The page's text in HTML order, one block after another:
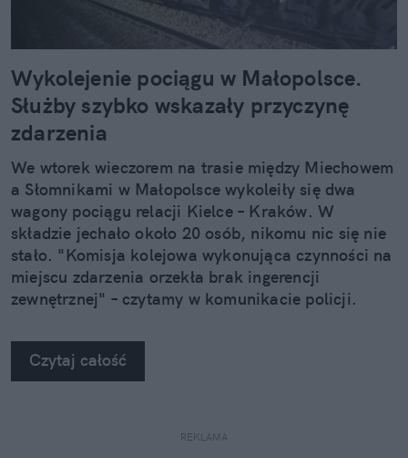
Wykolejenie pociągu w Małopolsce.
Służby szybko wskazały przyczynę
zdarzenia
We wtorek wieczorem na trasie między Miechowem
a Słomnikami w Małopolsce wykoleiły się dwa
wagony pociągu relacji Kielce – Kraków. W
składzie jechało około 20 osób, nikomu nic się nie
stało. "Komisja kolejowa wykonująca czynności na
miejscu zdarzenia orzekła brak ingerencji
zewnętrznej" – czytamy w komunikacie policji.
Czytaj całość
REKLAMA